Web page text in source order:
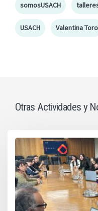
somosUSACH
USACH Valentina Toro
Otras Actividades y